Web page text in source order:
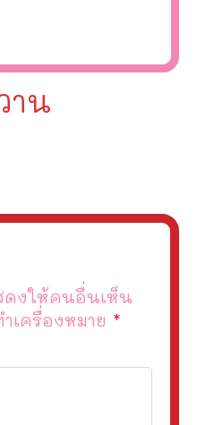
าน
ดงให้คนอื่นเห็น
เครื่องหมาย *